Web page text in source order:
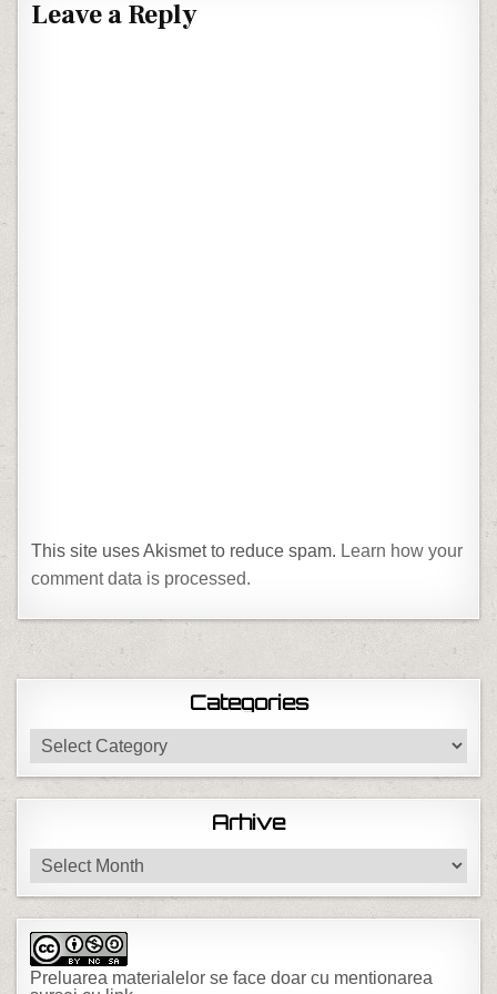
Leave a Reply
This site uses Akismet to reduce spam. Learn how your
comment data is processed.
Categories
Categories
Arhive
Arhive
Preluarea materialelor se face doar cu mentionarea